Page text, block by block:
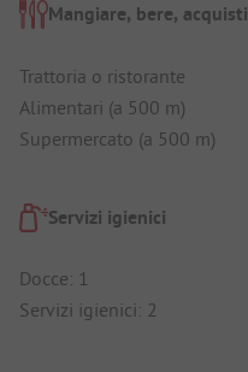
Mangiare, bere, acquisti
Trattoria o ristorante
Alimentari (a 500 m)
Supermercato (a 500 m)
Servizi igienici
Docce: 1
Servizi igienici: 2